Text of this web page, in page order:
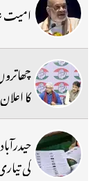
امیت شاہ
کا اعلان
کی